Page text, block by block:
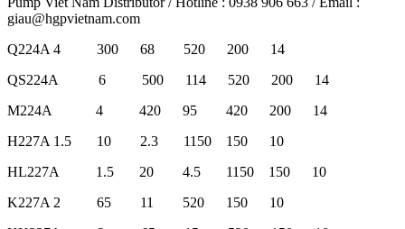
giau@hgpvietnam.com
Q224A 4 300 68 520 200 14
QS224A 6 500 114 520 200 14
M224A 4 420 95 420 200 14
H227A 1.5 10 2.3 1150 150 10
HL227A 1.5 20 4.5 1150 150 10
K227A 2 65 11 520 150 10